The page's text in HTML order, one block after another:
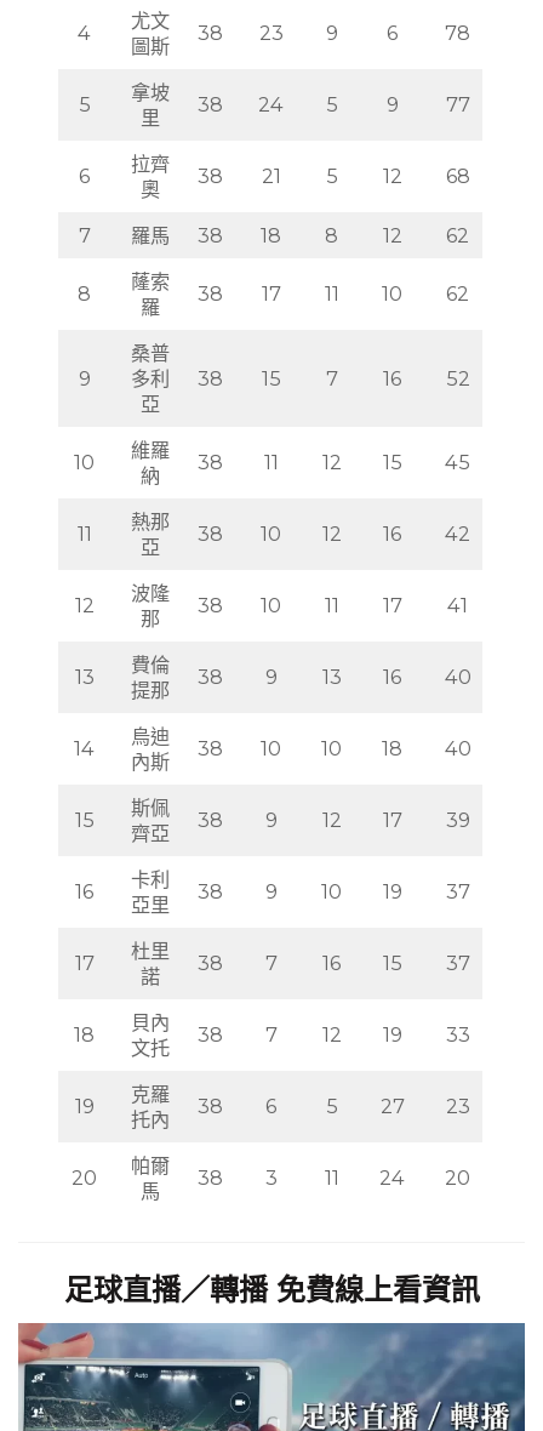
4
尤文
圖斯
38 23 9 6 78
5
拿坡
里
38 24 5 9 77
6
拉齊
奧
38 21 5 12 68
7 羅馬 38 18 8 12 62
8
蕯索
羅
38 17 11 10 62
9
桑普
多利
亞
38 15 7 16 52
10
維羅
納
38 11 12 15 45
11
熱那
亞
38 10 12 16 42
12
波隆
那
38 10 11 17 41
13
費倫
提那
38 9 13 16 40
14
烏迪
內斯
38 10 10 18 40
15
斯佩
齊亞
38 9 12 17 39
16
卡利
亞里
38 9 10 19 37
17
杜里
諾
38 7 16 15 37
18
貝內
文托
38 7 12 19 33
19
克羅
托內
38 6 5 27 23
20
帕爾
馬
38 3 11 24 20
足球直播／轉播 免費線上看資訊